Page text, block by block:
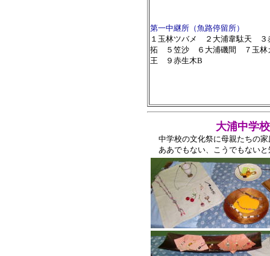
第一中継所（魚路停留所）
１玉林ツバメ ２大浦韋駄天
拓 ５笠沙 ６大浦磯間 ７玉林
王 ９赤生木B
大浦中学校文化
中学校の文化祭に母親たちの家
ああでもない、こうでもないと